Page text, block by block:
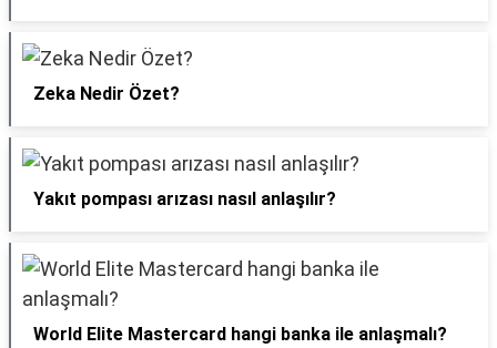
Zeka Nedir Özet?
Yakıt pompası arızası nasıl anlaşılır?
World Elite Mastercard hangi banka ile anlaşmalı?